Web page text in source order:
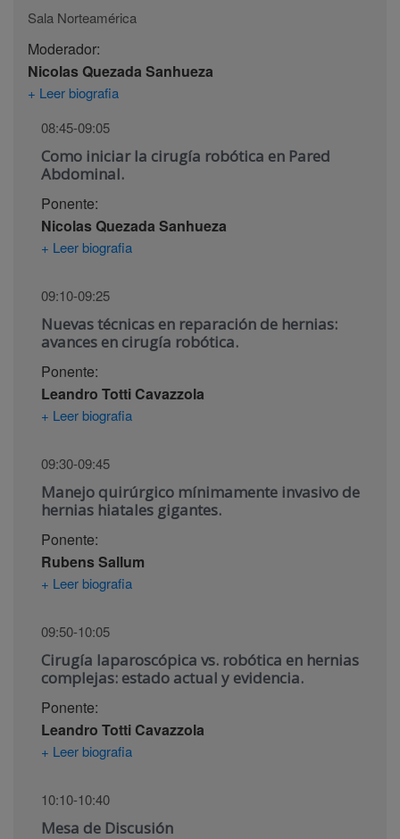
Sala Norteamérica
Moderador:
Nicolas Quezada Sanhueza
+ Leer biografia
08:45-09:05
Como iniciar la cirugía robótica en Pared
Abdominal.
Ponente:
Nicolas Quezada Sanhueza
+ Leer biografia
09:10-09:25
Nuevas técnicas en reparación de hernias:
avances en cirugía robótica.
Ponente:
Leandro Totti Cavazzola
+ Leer biografia
09:30-09:45
Manejo quirúrgico mínimamente invasivo de
hernias hiatales gigantes.
Ponente:
Rubens Sallum
+ Leer biografia
09:50-10:05
Cirugía laparoscópica vs. robótica en hernias
complejas: estado actual y evidencia.
Ponente:
Leandro Totti Cavazzola
+ Leer biografia
10:10-10:40
Mesa de Discusión